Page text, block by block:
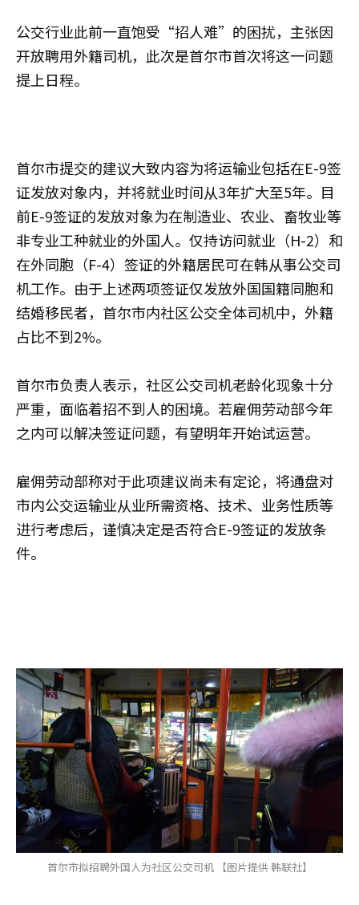
公交行业此前一直饱受“招人难”的困扰，主张因
开放聘用外籍司机，此次是首尔市首次将这一问题
提上日程。
首尔市提交的建议大致内容为将运输业包括在E-9签
证发放对象内，并将就业时间从3年扩大至5年。目
前E-9签证的发放对象为在制造业、农业、畜牧业等
非专业工种就业的外国人。仅持访问就业（H-2）和
在外同胞（F-4）签证的外籍居民可在韩从事公交司
机工作。由于上述两项签证仅发放外国国籍同胞和
结婚移民者，首尔市内社区公交全体司机中，外籍
占比不到2%。
首尔市负责人表示，社区公交司机老龄化现象十分
严重，面临着招不到人的困境。若雇佣劳动部今年
之内可以解决签证问题，有望明年开始试运营。
雇佣劳动部称对于此项建议尚未有定论，将通盘对
市内公交运输业从业所需资格、技术、业务性质等
进行考虑后，谨慎决定是否符合E-9签证的发放条
件。
首尔市拟招聘外国人为社区公交司机 【图片提供 韩联社】